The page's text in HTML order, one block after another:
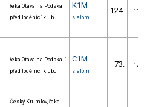
řeka Otava na Podskalí
před loděnicí klubu
K1M
slalom
124. 17/ZM
řeka Otava na Podskalí
před loděnicí klubu
C1M
slalom
73. 12/ZM
Český Krumlov, řeka